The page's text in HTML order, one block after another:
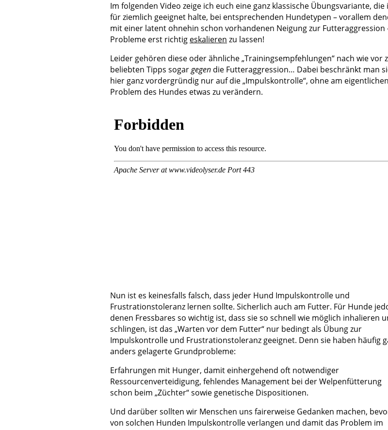
Im folgenden Video zeige ich euch eine ganz klassische Übungsvariante, die
für ziemlich geeignet halte, bei entsprechenden Hundetypen – vorallem
mit einer latent ohnehin schon vorhandenen Neigung zur Futteraggression
Probleme erst richtig eskalieren zu lassen!
Leider gehören diese oder ähnliche „Trainingsempfehlungen“ nach wie vor
beliebten Tipps sogargegen die Futteraggression… Dabei beschränkt man
hier ganz vordergründig nur auf die „Impulskontrolle“, ohne am eigentlichen
Problem des Hundes etwas zu verändern.
Nun ist es keinesfalls falsch, dass jeder Hund Impulskontrolle und
Frustrationstoleranz lernen sollte. Sicherlich auch am Futter. Für Hunde
denen Fressbares so wichtig ist, dass sie so schnell wie möglich inhalieren
schlingen, ist das „Warten vor dem Futter“ nur bedingt als Übung zur
Impulskontrolle und Frustrationstoleranz geeignet. Denn sie haben häufig
anders gelagerte Grundprobleme:
Erfahrungen mit Hunger, damit einhergehend oft notwendiger
Ressourcenverteidigung, fehlendes Management bei der Welpenfütterung
schon beim „Züchter“ sowie genetische Dispositionen.
Und darüber sollten wir Menschen uns fairerweise Gedanken machen,
von solchen Hunden Impulskontrolle verlangen und damit das Problem im